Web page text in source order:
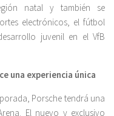
natal y también se
electrónicos, el fútbol
juvenil en el VfB
una experiencia única
Porsche tendrá una
El nuevo y exclusivo